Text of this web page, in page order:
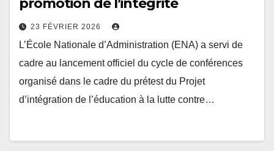
L’École Nationale d’Administration (ENA) a servi de
cadre au lancement officiel du cycle de conférences
organisé dans le cadre du prétest du Projet
d’intégration de l’éducation à la lutte contre…